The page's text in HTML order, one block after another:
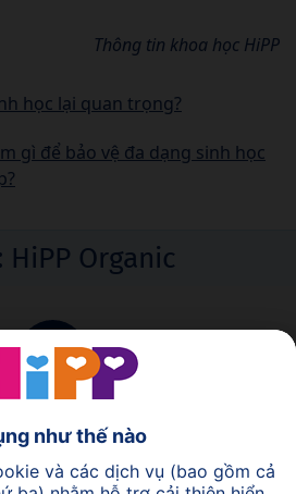
Thông tin khoa học HiPP
học lại quan trọng?
gì để bảo vệ đa dạng sinh học
HiPP Organic